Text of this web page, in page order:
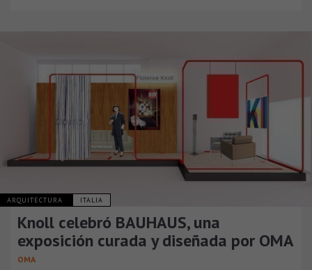
ARQUITECTURA ITALIA
Knoll celebró BAUHAUS, una
exposición curada y diseñada por OMA
OMA